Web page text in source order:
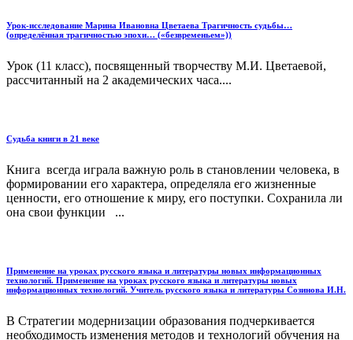
Урок-исследование Марина Ивановна Цветаева Трагичность судьбы…
(определённая трагичностью эпохи… («безвременьем»))
Урок (11 класс), посвященный творчеству М.И. Цветаевой,
рассчитанный на 2 академических часа....
Судьба книги в 21 веке
Книга всегда играла важную роль в становлении человека, в
формировании его характера, определяла его жизненные
ценности, его отношение к миру, его поступки. Сохранила ли
она свои функции ...
Применение на уроках русского языка и литературы новых информационных
технологий. Применение на уроках русского языка и литературы новых
информационных технологий. Учитель русского языка и литературы Созинова И.Н.
В Стратегии модернизации образования подчеркивается
необходимость изменения методов и технологий обучения на